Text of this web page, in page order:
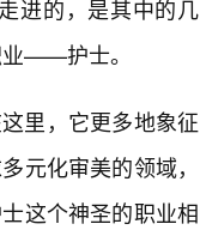
进的，是其中的几
——护士。
里，它更多地象征
元化审美的领域，
这个神圣的职业相